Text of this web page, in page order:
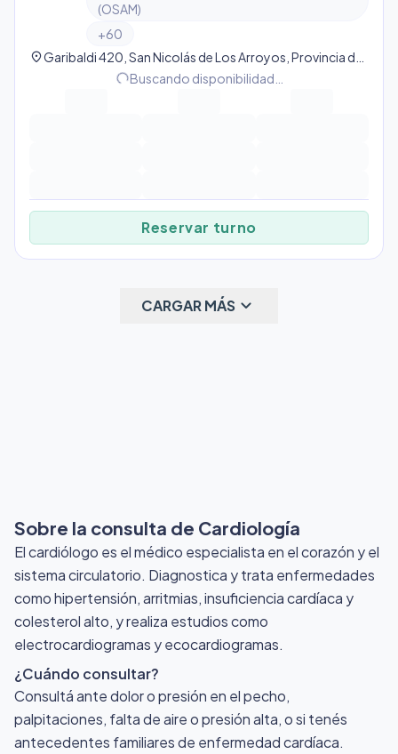
(OSAM)
+60
location_on
progress_activityBuscando disponibilidad…
Reservar turno
CARGAR MÁS keyboard_arrow_down
Sobre la consulta de Cardiología
El cardiólogo es el médico especialista en el corazón y el
sistema circulatorio. Diagnostica y trata enfermedades
como hipertensión, arritmias, insuficiencia cardíaca y
colesterol alto, y realiza estudios como
electrocardiogramas y ecocardiogramas.
¿Cuándo consultar?
Consultá ante dolor o presión en el pecho,
palpitaciones, falta de aire o presión alta, o si tenés
antecedentes familiares de enfermedad cardíaca.